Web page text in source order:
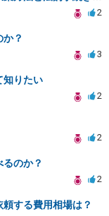
2
？
3
知りたい
2
2
のか？
2
する費用相場は？